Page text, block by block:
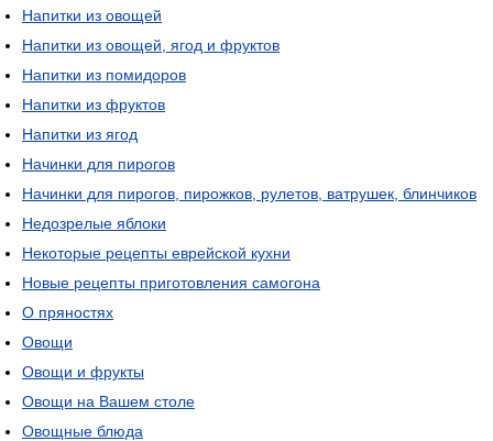
Напитки из овощей
Напитки из овощей, ягод и фруктов
Напитки из помидоров
Напитки из фруктов
Напитки из ягод
Начинки для пирогов
Начинки для пирогов, пирожков, рулетов, ватрушек, блинчиков
Недозрелые яблоки
Некоторые рецепты еврейской кухни
Новые рецепты приготовления самогона
О пряностях
Овощи
Овощи и фрукты
Овощи на Вашем столе
Овощные блюда